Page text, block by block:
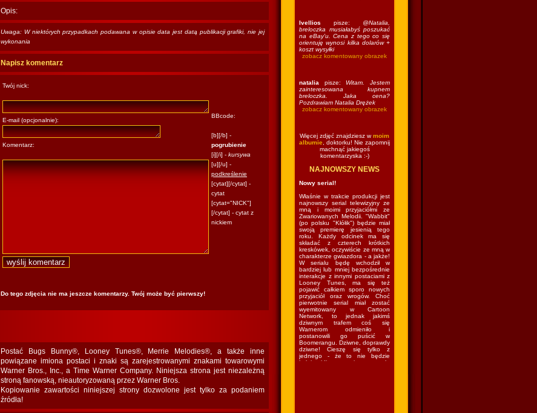
Opis:
Uwaga: W niektórych przypadkach podawana w opisie data jest datą publikacji grafiki, nie jej
wykonania
Napisz komentarz
Twój nick:
E-mail (opcjonalnie):
Komentarz:
BBcode:
[b][/b] -
pogrubienie
[i][/i] - kursywa
[u][/u] -
podkreślenie
[cytat][/cytat] -
cytat
[cytat="NICK"]
[/cytat] - cytat z
nickiem
Do tego zdjęcia nie ma jeszcze komentarzy. Twój może być pierwszy!
Postać Bugs Bunny®, Looney Tunes®, Merrie Melodies®, a także inne
powiązane imiona postaci i znaki są zarejestrowanymi znakami towarowymi
Warner Bros., Inc., a Time Warner Company. Niniejsza strona jest niezależną
stroną fanowską, nieautoryzowaną przez Warner Bros.
Kopiowanie zawartości niniejszej strony dozwolone jest tylko za podaniem
źródła!
Ivellios pisze: @Natalia,
breloczka musiałabyś poszukać
na eBay'u. Cena z tego co się
orientuję wynosi kilka dolarów +
koszt wysyłki
zobacz komentowany obrazek
natalia pisze:Witam. Jestem
zainteresowana kupnem
breloczka. Jaka cena?
Pozdrawiam Natalia Drężek
zobacz komentowany obrazek
Więcej zdjęć znajdziesz wmoim
albumie , doktorku! Nie zapomnij
machnąć jakiegoś
komentarzyska :-)
NAJNOWSZY NEWS
Nowy serial!
Właśnie w trakcie produkcji jest
najnowszy serial telewizyjny ze
mną i moimi przyjaciółmi ze
Zwariowanych Melodii. "Wabbit"
(po polsku "Kłółik") będzie miał
swoją premierę jesienią tego
roku. Każdy odcinek ma się
składać z czterech krótkich
kreskówek, oczywiście ze mną w
charakterze gwiazdora - a jakże!
W serialu będę wchodził w
bardziej lub mniej bezpośrednie
interakcje z innymi postaciami z
Looney Tunes, ma się też
pojawić całkiem sporo nowych
przyjaciół oraz wrogów. Choć
pierwotnie serial miał zostać
wyemitowany w Cartoon
Network, to jednak jakimś
dziwnym trafem coś się
Warnerom odmieniło i
postanowili go puścić w
Boomerangu. Dziwne, doprawdy
dziwne! Cieszę się tylko z
jednego - że to nie będzie
kolejny idiotyczny sitcom w stylu